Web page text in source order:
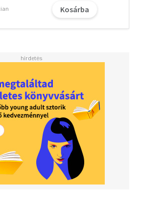
Kosárba